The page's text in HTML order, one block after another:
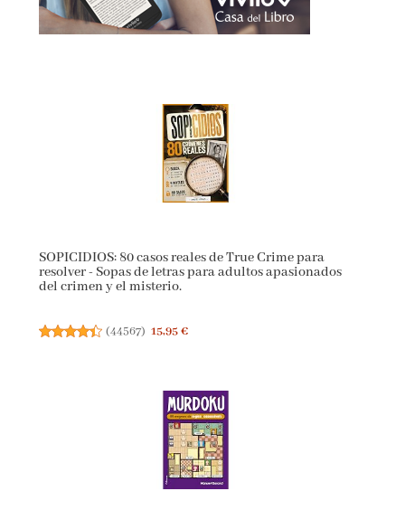
SOPICIDIOS: 80 casos reales de True Crime para
resolver - Sopas de letras para adultos apasionados
del crimen y el misterio.
(44567) 15,95 €